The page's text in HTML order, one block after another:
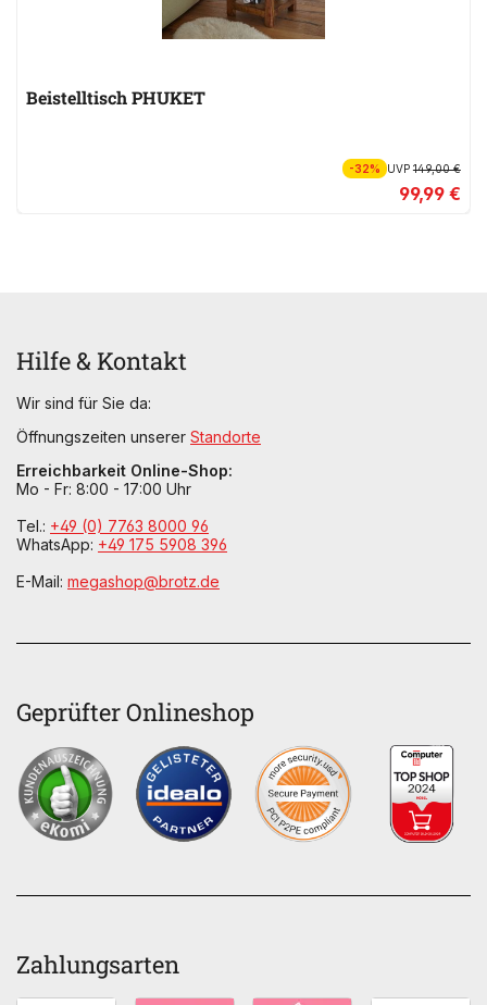
Beistelltisch PHUKET
-32% UVP149,00 €
99,99 €
Hilfe & Kontakt
Wir sind für Sie da:
Öffnungszeiten unserer Standorte
Erreichbarkeit Online-Shop:
Mo - Fr: 8:00 - 17:00 Uhr
Tel.: +49 (0) 7763 8000 96
WhatsApp: +49 175 5908 396
E-Mail: megashop@brotz.de
Geprüfter Onlineshop
Zahlungsarten